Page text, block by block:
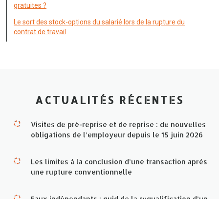
gratuites ?
Le sort des stock-options du salarié lors de la rupture du
contrat de travail
ACTUALITÉS RÉCENTES
Visites de pré-reprise et de reprise : de nouvelles
obligations de l’employeur depuis le 15 juin 2026
Les limites à la conclusion d’une transaction après
une rupture conventionnelle